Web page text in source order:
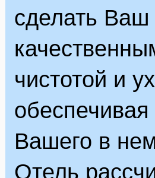
сделать
чистотой и
Вашего в
Отель